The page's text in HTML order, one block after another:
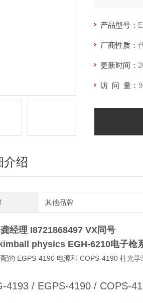
产品型号：
厂商性质：
更新时间：
访 问 量：
介绍
其他品牌
经理 I8721868497 VX同号
physics EGH-6210电子枪
的 EGPS-4190 电源和 COPS-4190 柱光
4193 / EGPS-4190 / COPS-